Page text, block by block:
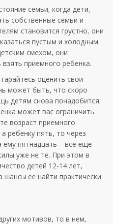
семьи, когда дети,
собственные семьи и
становится грустно, они
пустым и холодным.
смехом, они
приемного ребенка.
оценить свои
может быть, что скоро
детям снова понадобится.
может вас ограничить.
возраст приемного
ребенку пять, то через
ему пятнадцать – все еще
уже не те. При этом в
детей 12-14 лет,
ее найти практически
мотивов, то в нем,